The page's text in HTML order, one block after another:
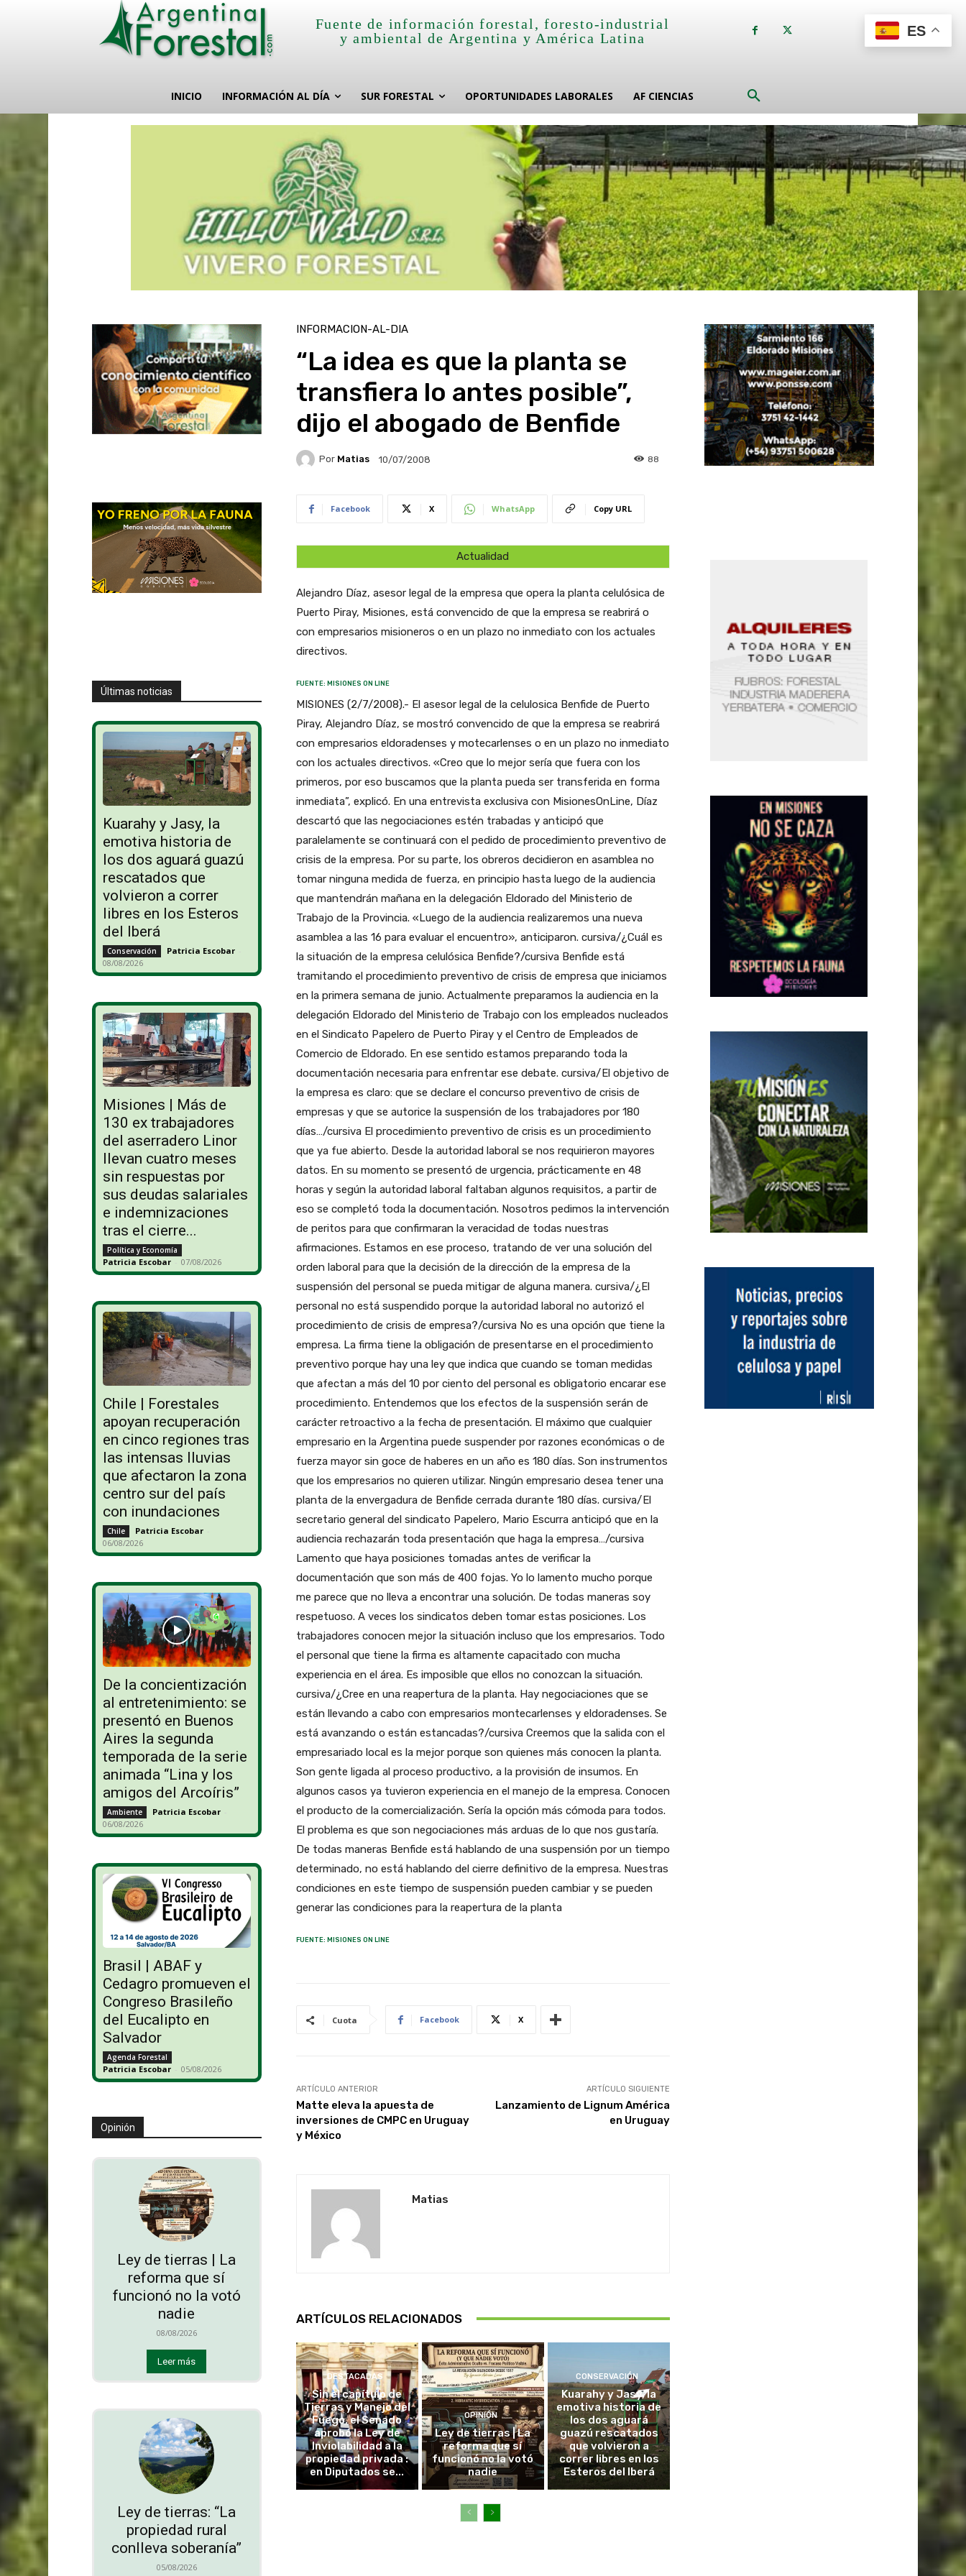
Fuente de información forestal, foresto-industrial
y ambiental de Argentina y América Latina
INICIO INFORMACIÓN AL DÍA SUR FORESTAL OPORTUNIDADES LABORALES AF CIENCIAS
Últimas noticias
Kuarahy y Jasy, la
emotiva historia de
los dos aguará guazú
rescatados que
volvieron a correr
libres en los Esteros
del Iberá
Conservación Patricia Escobar -
08/08/2026
Misiones | Más de
130 ex trabajadores
del aserradero Linor
llevan cuatro meses
sin respuestas por
sus deudas salariales
e indemnizaciones
tras el cierre...
Política y Economía
Patricia Escobar - 07/08/2026
Chile | Forestales
apoyan recuperación
en cinco regiones tras
las intensas lluvias
que afectaron la zona
centro sur del país
con inundaciones
Chile Patricia Escobar -
06/08/2026
De la concientización
al entretenimiento: se
presentó en Buenos
Aires la segunda
temporada de la serie
animada “Lina y los
amigos del Arcoíris”
Ambiente Patricia Escobar -
06/08/2026
Brasil | ABAF y
Cedagro promueven el
Congreso Brasileño
del Eucalipto en
Salvador
Agenda Forestal
Patricia Escobar - 05/08/2026
Opinión
Ley de tierras | La
reforma que sí
funcionó no la votó
nadie
08/08/2026
Leer más
Ley de tierras: “La
propiedad rural
conlleva soberanía”
05/08/2026
INFORMACION-AL-DIA
“La idea es que la planta se
transfiera lo antes posible”,
dijo el abogado de Benfide
Por Matias 10/07/2008 88
Facebook X WhatsApp Copy URL
Actualidad
Alejandro Díaz, asesor legal de la empresa que opera la planta celulósica de
Puerto Piray, Misiones, está convencido de que la empresa se reabrirá o
con empresarios misioneros o en un plazo no inmediato con los actuales
directivos.
FUENTE: MISIONES ON LINE
MISIONES (2/7/2008).- El asesor legal de la celulosica Benfide de Puerto
Piray, Alejandro Díaz, se mostró convencido de que la empresa se reabrirá
con empresarios eldoradenses y motecarlenses o en un plazo no inmediato
con los actuales directivos. «Creo que lo mejor sería que fuera con los
primeros, por eso buscamos que la planta pueda ser transferida en forma
inmediata”, explicó. En una entrevista exclusiva con MisionesOnLine, Díaz
descartó que las negociaciones estén trabadas y anticipó que
paralelamente se continuará con el pedido de procedimiento preventivo de
crisis de la empresa. Por su parte, los obreros decidieron en asamblea no
tomar ninguna medida de fuerza, en principio hasta luego de la audiencia
que mantendrán mañana en la delegación Eldorado del Ministerio de
Trabajo de la Provincia. «Luego de la audiencia realizaremos una nueva
asamblea a las 16 para evaluar el encuentro», anticiparon. cursiva/¿Cuál es
la situación de la empresa celulósica Benfide?/cursiva Benfide está
tramitando el procedimiento preventivo de crisis de empresa que iniciamos
en la primera semana de junio. Actualmente preparamos la audiencia en la
delegación Eldorado del Ministerio de Trabajo con los empleados nucleados
en el Sindicato Papelero de Puerto Piray y el Centro de Empleados de
Comercio de Eldorado. En ese sentido estamos preparando toda la
documentación necesaria para enfrentar ese debate. cursiva/El objetivo de
la empresa es claro: que se declare el concurso preventivo de crisis de
empresas y que se autorice la suspensión de los trabajadores por 180
días…/cursiva El procedimiento preventivo de crisis es un procedimiento
que ya fue abierto. Desde la autoridad laboral se nos requirieron mayores
datos. En su momento se presentó de urgencia, prácticamente en 48
horas y según la autoridad laboral faltaban algunos requisitos, a partir de
eso se completó toda la documentación. Nosotros pedimos la intervención
de peritos para que confirmaran la veracidad de todas nuestras
afirmaciones. Estamos en ese proceso, tratando de ver una solución del
orden laboral para que la decisión de la dirección de la empresa de la
suspensión del personal se pueda mitigar de alguna manera. cursiva/¿El
personal no está suspendido porque la autoridad laboral no autorizó el
procedimiento de crisis de empresa?/cursiva No es una opción que tiene la
empresa. La firma tiene la obligación de presentarse en el procedimiento
preventivo porque hay una ley que indica que cuando se toman medidas
que afectan a más del 10 por ciento del personal es obligatorio encarar ese
procedimiento. Entendemos que los efectos de la suspensión serán de
carácter retroactivo a la fecha de presentación. El máximo que cualquier
empresario en la Argentina puede suspender por razones económicas o de
fuerza mayor sin goce de haberes en un año es 180 días. Son instrumentos
que los empresarios no quieren utilizar. Ningún empresario desea tener una
planta de la envergadura de Benfide cerrada durante 180 días. cursiva/El
secretario general del sindicato Papelero, Mario Escurra anticipó que en la
audiencia rechazarán toda presentación que haga la empresa…/cursiva
Lamento que haya posiciones tomadas antes de verificar la
documentación que son más de 400 fojas. Yo lo lamento mucho porque
me parece que no lleva a encontrar una solución. De todas maneras soy
respetuoso. A veces los sindicatos deben tomar estas posiciones. Los
trabajadores conocen mejor la situación incluso que los empresarios. Todo
el personal que tiene la firma es altamente capacitado con mucha
experiencia en el área. Es imposible que ellos no conozcan la situación.
cursiva/¿Cree en una reapertura de la planta. Hay negociaciones que se
están llevando a cabo con empresarios montecarlenses y eldoradenses. Se
está avanzando o están estancadas?/cursiva Creemos que la salida con el
empresariado local es la mejor porque son quienes más conocen la planta.
Son gente ligada al proceso productivo, a la provisión de insumos. En
algunos casos ya tuvieron experiencia en el manejo de la empresa. Conocen
el producto de la comercialización. Sería la opción más cómoda para todos.
El problema es que son negociaciones más arduas de lo que nos gustaría.
De todas maneras Benfide está hablando de una suspensión por un tiempo
determinado, no está hablando del cierre definitivo de la empresa. Nuestras
condiciones en este tiempo de suspensión pueden cambiar y se pueden
generar las condiciones para la reapertura de la planta
FUENTE: MISIONES ON LINE
Cuota Facebook X
ARTÍCULO ANTERIOR
Matte eleva la apuesta de
inversiones de CMPC en Uruguay
y México
ARTÍCULO SIGUIENTE
Lanzamiento de Lignum América
en Uruguay
Matias
ARTÍCULOS RELACIONADOS
DESTACADAS
Sin el capítulo de
Tierras y Manejo del
Fuego, el Senado
aprobó la Ley de
Inviolabilidad a la
propiedad privada :
en Diputados se...
OPINIÓN
Ley de tierras | La
reforma que sí
funcionó no la votó
nadie
CONSERVACIÓN
Kuarahy y Jasy, la
emotiva historia de
los dos aguará
guazú rescatados
que volvieron a
correr libres en los
Esteros del Iberá
ES